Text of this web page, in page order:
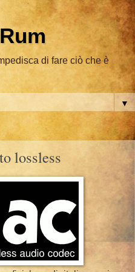
di fare ciò che è
▼
lossless